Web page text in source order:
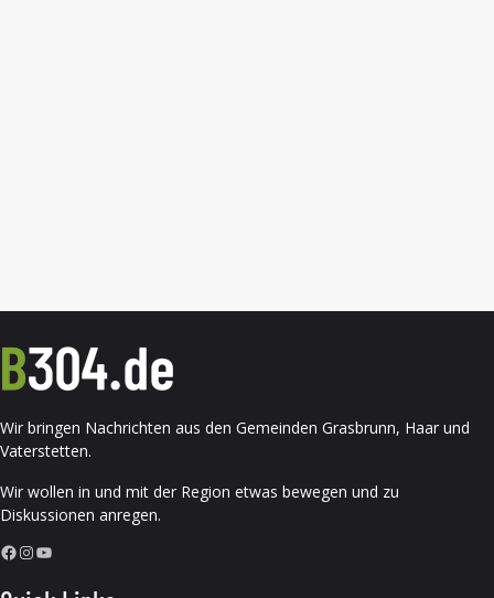
Wir bringen Nachrichten aus den Gemeinden Grasbrunn, Haar und
Vaterstetten.
Wir wollen in und mit der Region etwas bewegen und zu
Diskussionen anregen.
Facebook InstagramYouTube